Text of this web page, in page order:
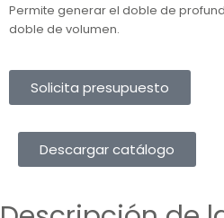
Permite generar el doble de
doble de volumen.
Solicita presupuesto
Descargar catálogo